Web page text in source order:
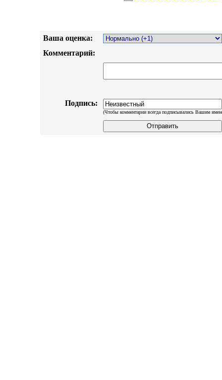
Ваша оценка:
Комментарий:
Подпись:
(Чтобы комментарии всегда подписывались Вашим